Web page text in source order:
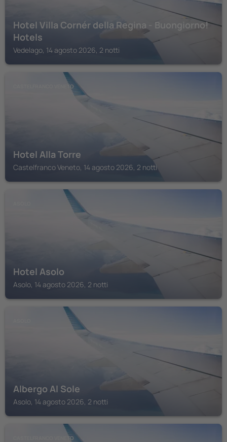
Hotel Villa Cornér della Regina - Buongiorno!
Hotels
Vedelago, 14 agosto 2026, 2 notti
CASTELFRANCO VENETO
Hotel Alla Torre
Castelfranco Veneto, 14 agosto 2026, 2 notti
Hotel Asolo
Asolo, 14 agosto 2026, 2 notti
Albergo Al Sole
Asolo, 14 agosto 2026, 2 notti
CASTELFRANCO VENETO